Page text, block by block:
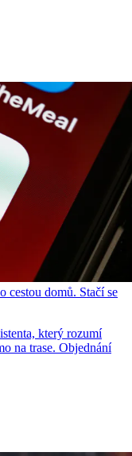
cestou domů. Stačí se
který rozumí
na trase. Objednání